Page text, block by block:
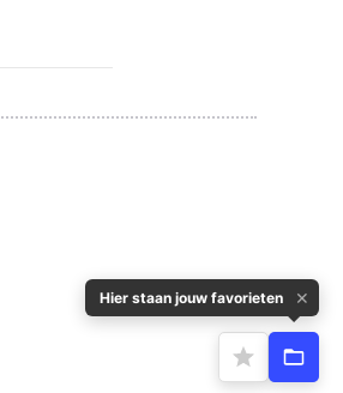
Hier staan jouw favorieten ✕